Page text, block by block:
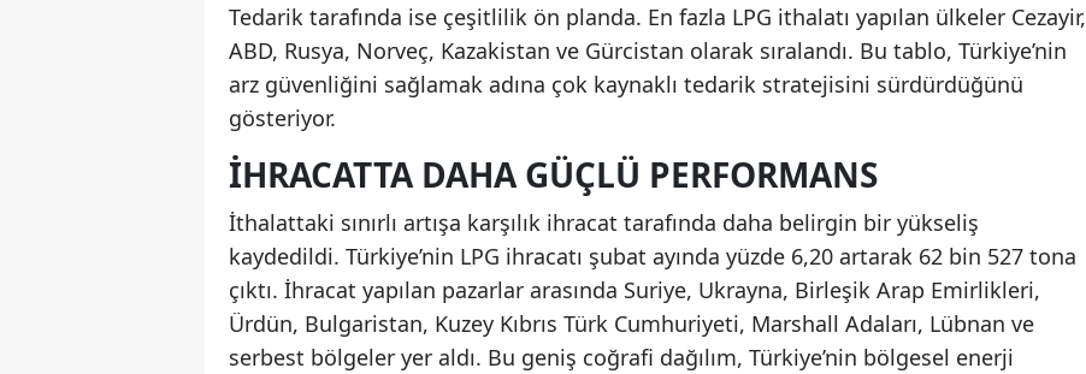
Tedarik tarafında ise çeşitlilik ön planda. En fazla LPG ithalatı yapılan ülkeler Cezayir,
ABD, Rusya, Norveç, Kazakistan ve Gürcistan olarak sıralandı. Bu tablo, Türkiye’nin
arz güvenliğini sağlamak adına çok kaynaklı tedarik stratejisini sürdürdüğünü
gösteriyor.
İHRACATTA DAHA GÜÇLÜ PERFORMANS
İthalattaki sınırlı artışa karşılık ihracat tarafında daha belirgin bir yükseliş
kaydedildi. Türkiye’nin LPG ihracatı şubat ayında yüzde 6,20 artarak 62 bin 527 tona
çıktı. İhracat yapılan pazarlar arasında Suriye, Ukrayna, Birleşik Arap Emirlikleri,
Ürdün, Bulgaristan, Kuzey Kıbrıs Türk Cumhuriyeti, Marshall Adaları, Lübnan ve
serbest bölgeler yer aldı. Bu geniş coğrafi dağılım, Türkiye’nin bölgesel enerji